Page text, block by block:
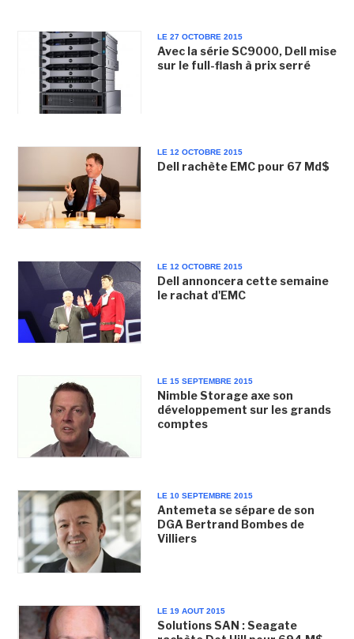
LE 27 OCTOBRE 2015
Avec la série SC9000, Dell mise
sur le full-flash à prix serré
LE 12 OCTOBRE 2015
Dell rachète EMC pour 67 Md$
LE 12 OCTOBRE 2015
Dell annoncera cette semaine
le rachat d'EMC
LE 15 SEPTEMBRE 2015
Nimble Storage axe son
développement sur les grands
comptes
LE 10 SEPTEMBRE 2015
Antemeta se sépare de son
DGA Bertrand Bombes de
Villiers
LE 19 AOUT 2015
Solutions SAN : Seagate